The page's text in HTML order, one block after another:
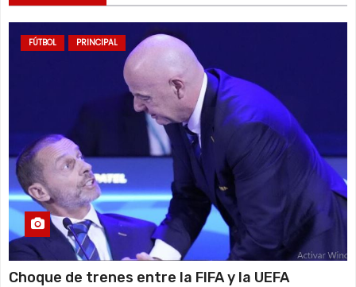
FÚTBOL PRINCIPAL
Choque de trenes entre la FIFA y la UEFA